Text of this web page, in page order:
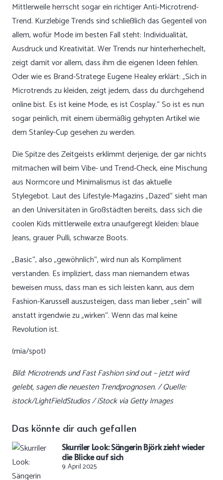
Mittlerweile herrscht sogar ein richtiger Anti-Microtrend-
Trend. Kurzlebige Trends sind schließlich das Gegenteil von
allem, wofür Mode im besten Fall steht: Individualität,
Ausdruck und Kreativität. Wer Trends nur hinterherhechelt,
zeigt damit vor allem, dass ihm die eigenen Ideen fehlen.
Oder wie es Brand-Stratege Eugene Healey erklärt: „Sich in
Microtrends zu kleiden, zeigt jedem, dass du durchgehend
online bist. Es ist keine Mode, es ist Cosplay.“ So ist es nun
sogar peinlich, mit einem übermäßig gehypten Artikel wie
dem Stanley-Cup gesehen zu werden.
Die Spitze des Zeitgeists erklimmt derjenige, der gar nichts
mitmachen will beim Vibe- und Trend-Check, eine Mischung
aus Normcore und Minimalismus ist das aktuelle
Stylegebot. Laut des Lifestyle-Magazins „Dazed“ sieht man
an den Universitäten in Großstädten bereits, dass sich die
coolen Kids mittlerweile extra unaufgeregt kleiden: blaue
Jeans, grauer Pulli, schwarze Boots.
„Basic“, also „gewöhnlich“, wird nun als Kompliment
verstanden. Es impliziert, dass man niemandem etwas
beweisen muss, dass man es sich leisten kann, aus dem
Fashion-Karussell auszusteigen, dass man lieber „sein“ will
anstatt irgendwie zu „wirken“. Wenn das mal keine
Revolution ist.
(mia/spot)
Bild: Microtrends und Fast Fashion sind out – jetzt wird
gelebt, sagen die neuesten Trendprognosen. / Quelle:
istock/LightFieldStudios / iStock via Getty Images
Das könnte dir auch gefallen
Skurriler Look: Sängerin Björk zieht wieder
die Blicke auf sich
9. April 2025